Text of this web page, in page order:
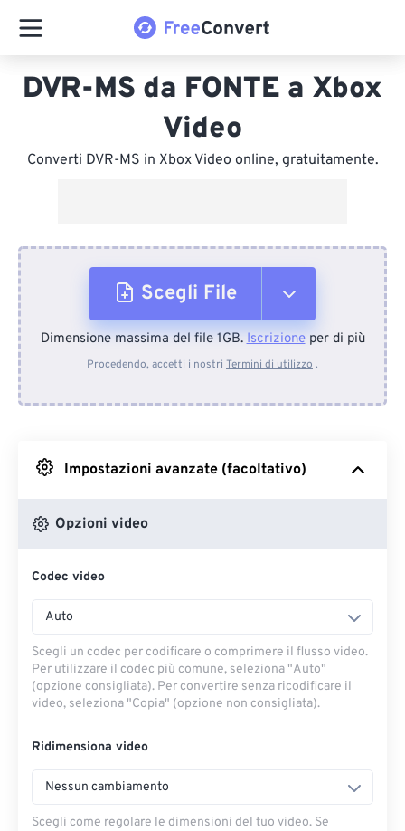
DVR-MS da FONTE a Xbox
Video
Converti DVR-MS in Xbox Video online, gratuitamente.
Scegli File
Dal dispositivo
Da Google Drive
Dimensione massima del file 1GB.Iscrizioneper di più
Procedendo, accetti i nostri Termini di utilizzo .
Impostazioni avanzate (facoltativo)
Opzioni video
Codec video
Auto
Scegli un codec per codificare o comprimere il flusso video.
Per utilizzare il codec più comune, seleziona "Auto"
(opzione consigliata). Per convertire senza ricodificare il
video, seleziona "Copia" (opzione non consigliata).
Ridimensiona video
Nessun cambiamento
Scegli come regolare le dimensioni del tuo video. Se